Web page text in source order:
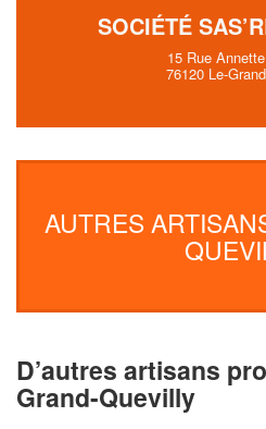
SOCIÉTÉ
15 Rue
76120 Le-
AUTRES
D’autres artisans
Grand-Quevilly